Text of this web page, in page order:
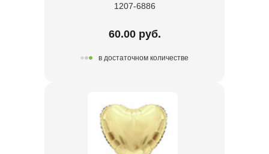
1207-6886
60.00 руб.
в достаточном количестве